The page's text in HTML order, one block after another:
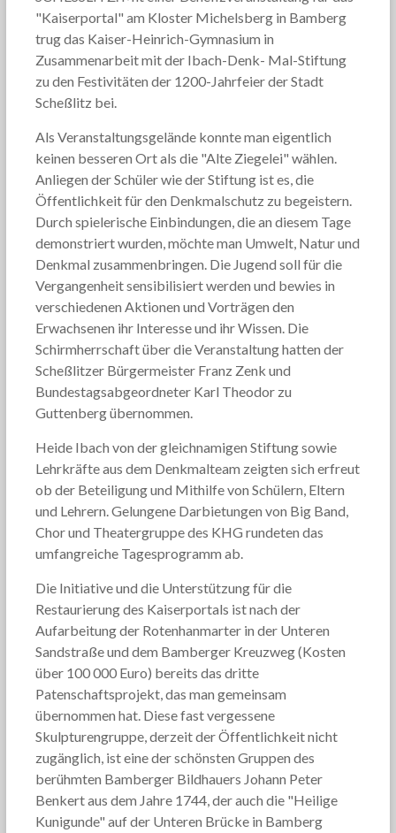
"Kaiserportal" am Kloster Michelsberg in Bamberg
trug das Kaiser-Heinrich-Gymnasium in
Zusammenarbeit mit der Ibach-Denk- Mal-Stiftung
zu den Festivitäten der 1200-Jahrfeier der Stadt
Scheßlitz bei.
Als Veranstaltungsgelände konnte man eigentlich
keinen besseren Ort als die "Alte Ziegelei" wählen.
Anliegen der Schüler wie der Stiftung ist es, die
Öffentlichkeit für den Denkmalschutz zu begeistern.
Durch spielerische Einbindungen, die an diesem Tage
demonstriert wurden, möchte man Umwelt, Natur und
Denkmal zusammenbringen. Die Jugend soll für die
Vergangenheit sensibilisiert werden und bewies in
verschiedenen Aktionen und Vorträgen den
Erwachsenen ihr Interesse und ihr Wissen. Die
Schirmherrschaft über die Veranstaltung hatten der
Scheßlitzer Bürgermeister Franz Zenk und
Bundestagsabgeordneter Karl Theodor zu
Guttenberg übernommen.
Heide Ibach von der gleichnamigen Stiftung sowie
Lehrkräfte aus dem Denkmalteam zeigten sich erfreut
ob der Beteiligung und Mithilfe von Schülern, Eltern
und Lehrern. Gelungene Darbietungen von Big Band,
Chor und Theatergruppe des KHG rundeten das
umfangreiche Tagesprogramm ab.
Die Initiative und die Unterstützung für die
Restaurierung des Kaiserportals ist nach der
Aufarbeitung der Rotenhanmarter in der Unteren
Sandstraße und dem Bamberger Kreuzweg (Kosten
über 100 000 Euro) bereits das dritte
Patenschaftsprojekt, das man gemeinsam
übernommen hat. Diese fast vergessene
Skulpturengruppe, derzeit der Öffentlichkeit nicht
zugänglich, ist eine der schönsten Gruppen des
berühmten Bamberger Bildhauers Johann Peter
Benkert aus dem Jahre 1744, der auch die "Heilige
Kunigunde" auf der Unteren Brücke in Bamberg